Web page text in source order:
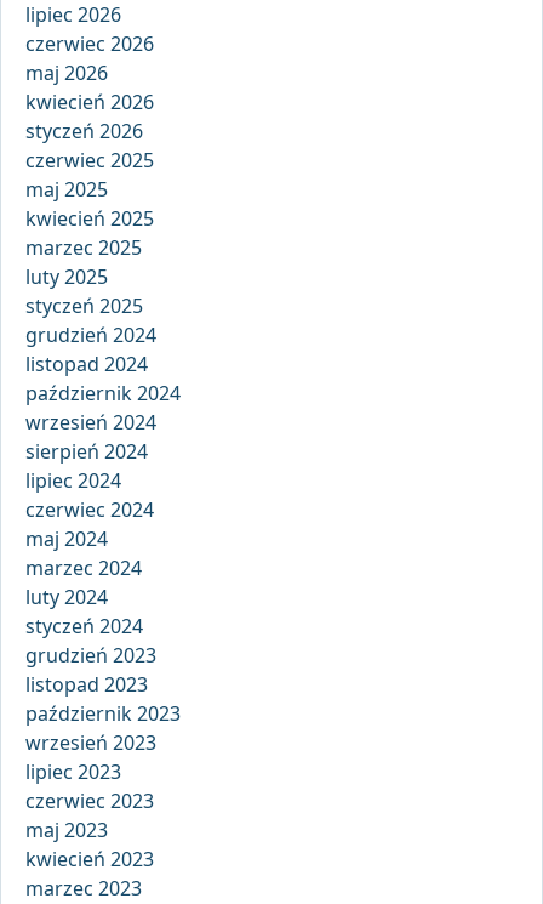
lipiec 2026
czerwiec 2026
maj 2026
kwiecień 2026
styczeń 2026
czerwiec 2025
maj 2025
kwiecień 2025
marzec 2025
luty 2025
styczeń 2025
grudzień 2024
listopad 2024
październik 2024
wrzesień 2024
sierpień 2024
lipiec 2024
czerwiec 2024
maj 2024
marzec 2024
luty 2024
styczeń 2024
grudzień 2023
listopad 2023
październik 2023
wrzesień 2023
lipiec 2023
czerwiec 2023
maj 2023
kwiecień 2023
marzec 2023